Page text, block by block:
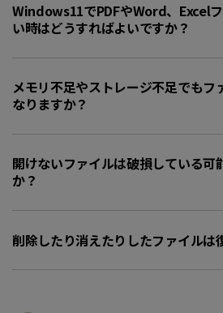
Windows11でPDFやWord、Excel
い時はどうすればよいですか？
メモリ不足やストレージ不足でもフ
なりますか？
開けないファイルは破損している可
か？
削除したり消えたりしたファイルは